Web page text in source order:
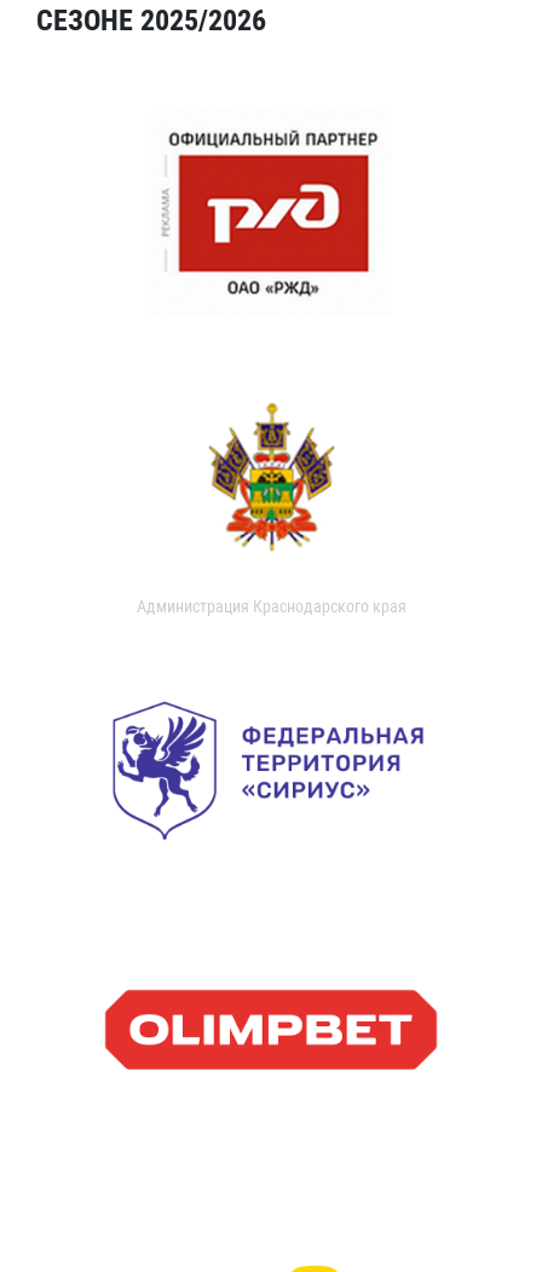
СЕЗОНЕ 2025/2026
Администрация Краснодарского края